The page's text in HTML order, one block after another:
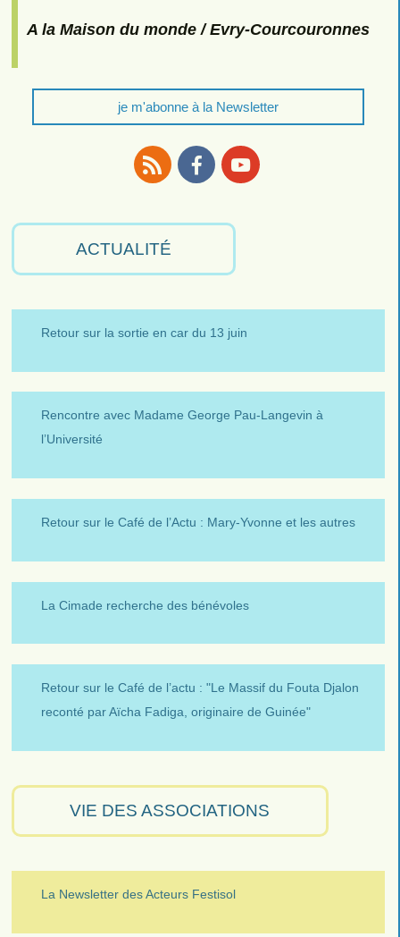
A la Maison du monde / Evry-Courcouronnes
je m'abonne à la Newsletter
ACTUALITÉ
Retour sur la sortie en car du 13 juin
Rencontre avec Madame George Pau-Langevin à
l’Université
Retour sur le Café de l’Actu : Mary-Yvonne et les autres
La Cimade recherche des bénévoles
Retour sur le Café de l’actu : "Le Massif du Fouta Djalon
reconté par Aïcha Fadiga, originaire de Guinée"
VIE DES ASSOCIATIONS
La Newsletter des Acteurs Festisol